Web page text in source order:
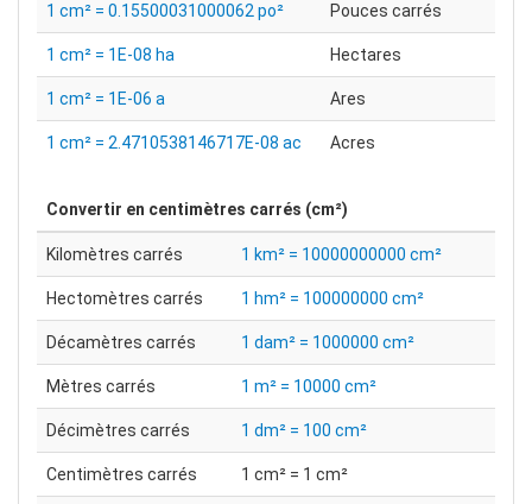
1 cm² = 0.15500031000062 po² Pouces carrés
1 cm² = 1E-08 ha Hectares
1 cm² = 1E-06 a Ares
1 cm² = 2.4710538146717E-08 ac Acres
Convertir en centimètres carrés (cm²)
Kilomètres carrés 1 km² = 10000000000 cm²
Hectomètres carrés 1 hm² = 100000000 cm²
Décamètres carrés 1 dam² = 1000000 cm²
Mètres carrés 1 m² = 10000 cm²
Décimètres carrés 1 dm² = 100 cm²
Centimètres carrés 1 cm² = 1 cm²